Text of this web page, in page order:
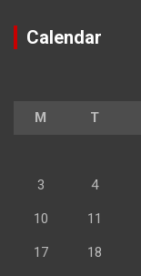
Calendar
M T
3 4
10 11
17 18